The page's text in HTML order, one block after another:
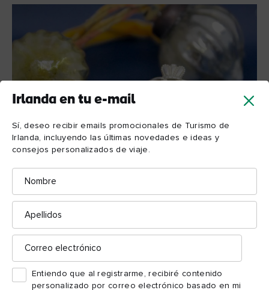
Irlanda en tu e-mail
Sí, deseo recibir emails promocionales de Turismo de
Irlanda, incluyendo las últimas novedades e ideas y
consejos personalizados de viaje.
Nombre
Apellidos
Correo
electrónico
Entiendo que al registrarme, recibiré contenido
personalizado por correo electrónico basado en mi
Taller de anillos Claddagh, Silver Works,
© Silver
Usa, aprende y crea
La casa del anillo de Claddagh, Claddagh Gold de Thomas
Dillon,
abrió sus puertas en 1750 y es la fabricante